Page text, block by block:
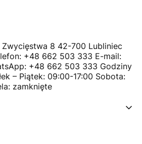
Zwycięstwa 8 42-700 Lubliniec
+48 662 503 333 E-mail:
+48 662 503 333 Godziny
– Piątek: 09:00-17:00 Sobota:
zamknięte